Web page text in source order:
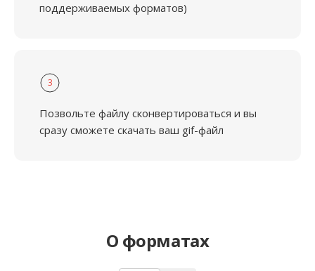
поддерживаемых форматов)
3
Позвольте файлу сконвертироваться и вы
сразу сможете скачать ваш gif-файл
О форматах